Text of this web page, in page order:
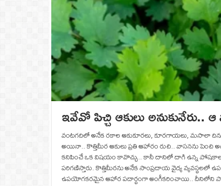
ఇవేవో పిచ్చి ఆకులు అనుకునేరు..
వంటగదిలో అనేక రకాల ఆకుకూరలు, కూరగాయలు, మసాలా
అయినా.. కొత్తిమీర ఆకులు ప్రతి ఆహారం రుచి.. వాసనను
కనిపించే ఒక విషయం కావొచ్చు.. కానీ దానిలో దాగి ఉన్న
పరిగణిస్తారు. కొత్తిమీరను అనేక సాంప్రదాయ వైద్య వ్యవస్థలలో
ఉపయోగకరమైన ఆహార పదార్థంగా అంగీకరించాయి.. దీనిలోని